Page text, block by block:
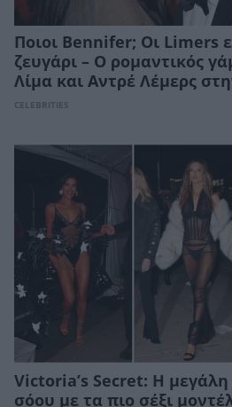
Ποιοι Βennifer; Οι Limers
ζευγάρι – Ο ρομαντικός
Λίμα και Αντρέ Λέμερς
CELEBRITIES
Victoria’s Secret: Η
σόου με τα πιο σέξι